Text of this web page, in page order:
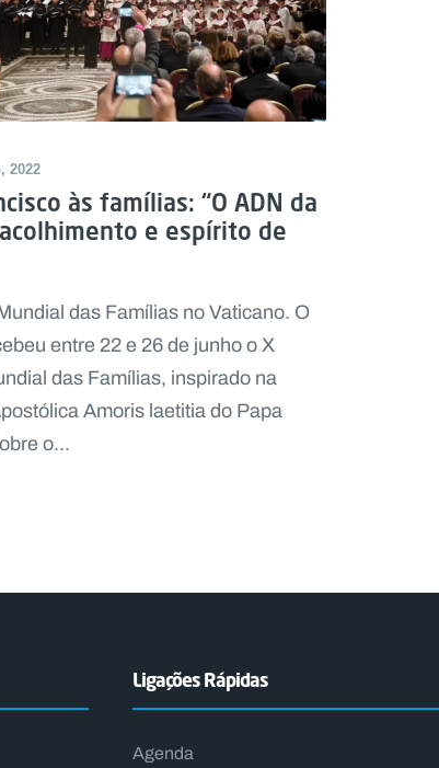
2022
às famílias: “O ADN da
e espírito de
das Famílias no Vaticano. O
entre 22 e 26 de junho o X
das Famílias, inspirado na
Amoris laetitia do Papa
o...
Ligações Rápidas
Agenda